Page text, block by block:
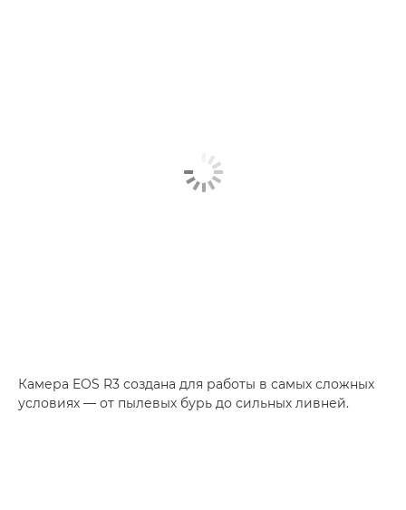
Камера EOS R3 создана для работы в самых сложных
условиях — от пылевых бурь до сильных ливней.